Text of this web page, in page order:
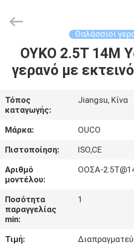
ΣΠΊΤΙ
ΒΊΝΤΕΟ
ΕΜΦΆΝΙΣΗ
VR
ΣΧΕΤΙΚΆ
ΜΕ
ΕΜΆΣ
GROUP
Reserved.
Θαλάσσιοι
ΟΥΚΟ 2.5Τ 14Μ
γερανό με
Τόπος
καταγωγής:
Jiangsu, Κίνα
Μάρκα:
OUCO
Πιστοποίηση:
ISO,CE
Αριθμό
μοντέλου:
ΟΟΣΑ-
Ποσότητα
παραγγελίας
min:
1
Τιμή: